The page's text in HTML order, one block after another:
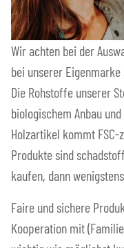
Wir achten bei der
bei unserer
Die Rohstoffe unserer
biologischem Anbau
Holzartikel kommt
Produkte sind
kaufen, dann
Faire und sichere
Kooperation mit